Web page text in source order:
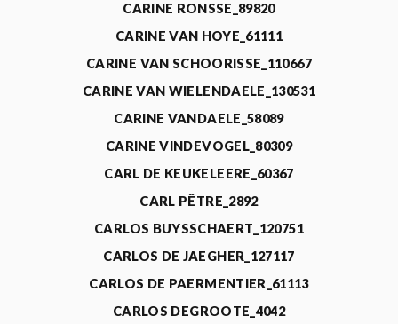
CARINE RONSSE_89820
CARINE VAN HOYE_61111
CARINE VAN SCHOORISSE_110667
CARINE VAN WIELENDAELE_130531
CARINE VANDAELE_58089
CARINE VINDEVOGEL_80309
CARL DE KEUKELEERE_60367
CARL PÊTRE_2892
CARLOS BUYSSCHAERT_120751
CARLOS DE JAEGHER_127117
CARLOS DE PAERMENTIER_61113
CARLOS DEGROOTE_4042